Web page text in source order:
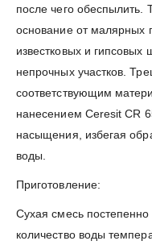
после чего обеспылить.
основание от малярных
известковых и гипсовых
непрочных участков.
соответствующим
нанесением Ceresit CR
насыщения, избегая
воды.
Приготовление:
Сухая смесь
количество воды